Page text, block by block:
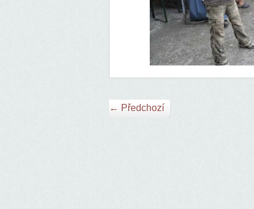
← Předchozí